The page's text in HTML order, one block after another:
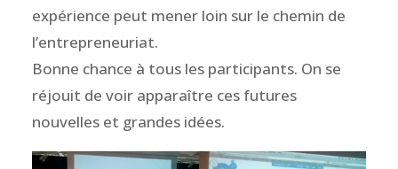
expérience peut mener loin sur le chemin de
l’entrepreneuriat.
Bonne chance à tous les participants. On se
réjouit de voir apparaître ces futures
nouvelles et grandes idées.